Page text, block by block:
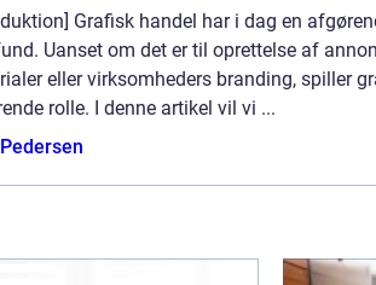
Grafisk handel har i dag en
Uanset om det er til oprettelse af
eller virksomheders branding, spiller
rolle. I denne artikel vil vi ...